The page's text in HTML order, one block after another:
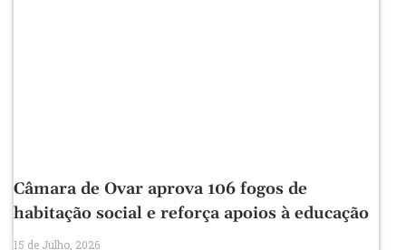
Câmara de Ovar aprova 106 fogos de
habitação social e reforça apoios à educação
15 de Julho, 2026